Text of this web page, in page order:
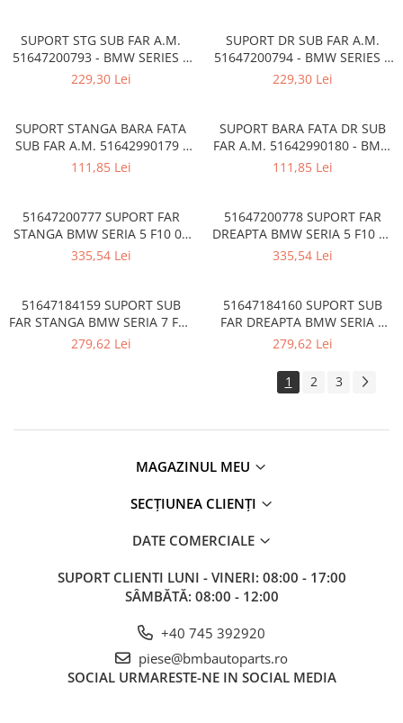
Rama radiator
Scut motor
Spălător far
Suport far
Suport radiator
Usa fată
Usa spate
Cutie viteze
Kit revizie
Acumulator
SUPORT STG SUB FAR A.M.
51647200793 - BMW SERIES 5
(F10/11)
229,30 Lei
SUPORT DR SUB FAR A.M.
51647200794 - BMW SERIES 5
(F10/11)
229,30 Lei
SUPORT STANGA BARA FATA
SUB FAR A.M. 51642990179 -
BMW X1 (E84)
111,85 Lei
SUPORT BARA FATA DR SUB
FAR A.M. 51642990180 - BMW
X1 (E84)
111,85 Lei
51647200777 SUPORT FAR
STANGA BMW SERIA 5 F10 07
11
335,54 Lei
51647200778 SUPORT FAR
DREAPTA BMW SERIA 5 F10 11
07
335,54 Lei
51647184159 SUPORT SUB
FAR STANGA BMW SERIA 7 F01
02
279,62 Lei
51647184160 SUPORT SUB
FAR DREAPTA BMW SERIA 7
F01 02
279,62 Lei
1 2 3
MAGAZINUL MEU
SECȚIUNEA CLIENȚI
DATE COMERCIALE
SUPORT CLIENTI LUNI - VINERI: 08:00 - 17:00
SÂMBĂTĂ: 08:00 - 12:00
+40 745 392920
piese@bmbautoparts.ro
SOCIAL URMARESTE-NE IN SOCIAL MEDIA